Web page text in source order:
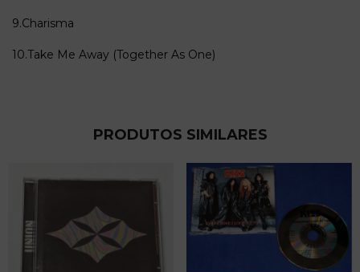
9.Charisma
10.Take Me Away (Together As One)
PRODUTOS SIMILARES